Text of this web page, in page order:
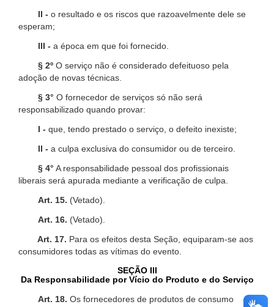
II - o resultado e os riscos que razoavelmente dele se
esperam;
III - a época em que foi fornecido.
§ 2º O serviço não é considerado defeituoso pela
adoção de novas técnicas.
§ 3° O fornecedor de serviços só não será
responsabilizado quando provar:
I - que, tendo prestado o serviço, o defeito inexiste;
II - a culpa exclusiva do consumidor ou de terceiro.
§ 4° A responsabilidade pessoal dos profissionais
liberais será apurada mediante a verificação de culpa.
Art. 15. (Vetado).
Art. 16. (Vetado).
Art. 17. Para os efeitos desta Seção, equiparam-se aos
consumidores todas as vítimas do evento.
SEÇÃO III
Da Responsabilidade por Vício do Produto e do Serviço
Art. 18. Os fornecedores de produtos de consumo